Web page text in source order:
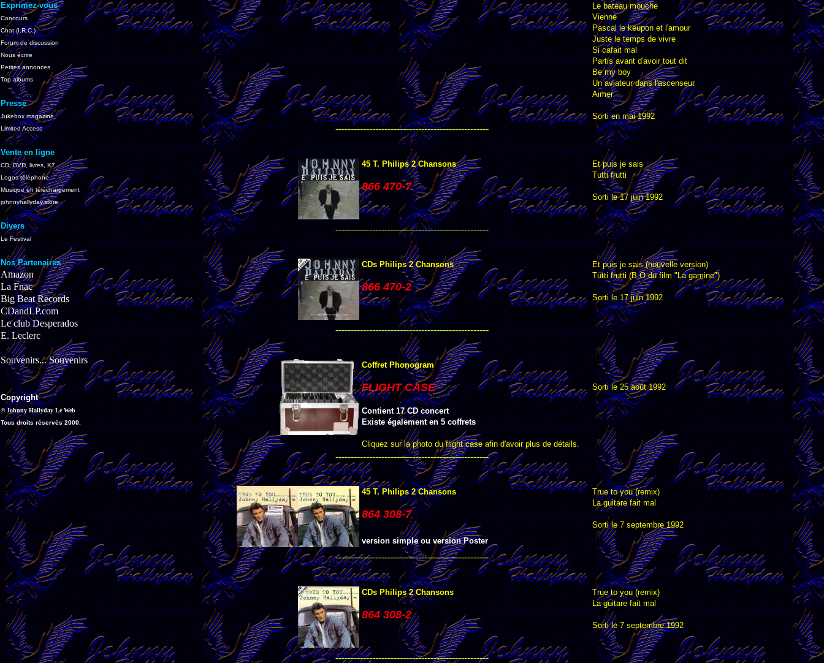
Exprimez-vous
Concours
Chat (I.R.C.)
Forum de discussion
Nous écrire
Petites annonces
Top albums
Presse
Jukebox magazine
Limited Access
Vente en ligne
CD, DVD, livres, K7
Logos téléphone
Musique en téléchargement
johnnyhallyday.store
Divers
Le Festival
Nos Partenaires
Amazon
La Fnac
Big Beat Records
CDandLP.com
Le club Desperados
E. Leclerc
Souvenirs... Souvenirs
Copyright
© Johnny Hallyday Le Web
Tous droits réservés 2000.
Le bateau mouche
Vienne
Pascal le keupon et l'amour
Juste le temps de vivre
Si cafait mal
Partis avant d'avoir tout dit
Be my boy
Un aviateur dans l'ascenseur
Aimer
Sorti en mai 1992
--------------------------------------------------
45 T. Philips 2 Chansons
866 470-7
Et puis je sais
Tutti frutti
Sorti le 17 juin 1992
--------------------------------------------------
CDs Philips 2 Chansons
866 470-2
Et puis je sais (nouvelle version)
Tutti frutti (B.O du film "La gamine")
Sorti le 17 juin 1992
--------------------------------------------------
Coffret Phonogram
FLIGHT CASE
Contient 17 CD concert
Existe également en 5 coffrets
Cliquez sur la photo du flight case afin d'avoir plus de détails.
Sorti le 25 aoùt 1992
--------------------------------------------------
45 T. Philips 2 Chansons
864 308-7
version simple ou version Poster
True to you (remix)
La guitare fait mal
Sorti le 7 septembre 1992
--------------------------------------------------
CDs Philips 2 Chansons
864 308-2
True to you (remix)
La guitare fait mal
Sorti le 7 septembre 1992
--------------------------------------------------